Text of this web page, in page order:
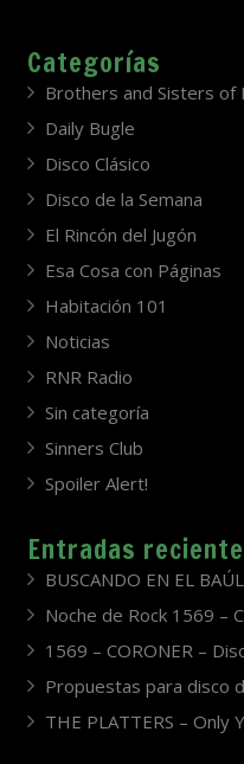
Categorías
Brothers and Sisters of
Daily Bugle
Disco Clásico
Disco de la Semana
El Rincón del Jugón
Esa Cosa con Páginas
Habitación 101
Noticias
RNR Radio
Sin categoría
Sinners Club
Spoiler Alert!
Entradas
BUSCANDO EN EL
Noche de Rock 1569 –
1569 – CORONER –
Propuestas para disco
THE PLATTERS – Only